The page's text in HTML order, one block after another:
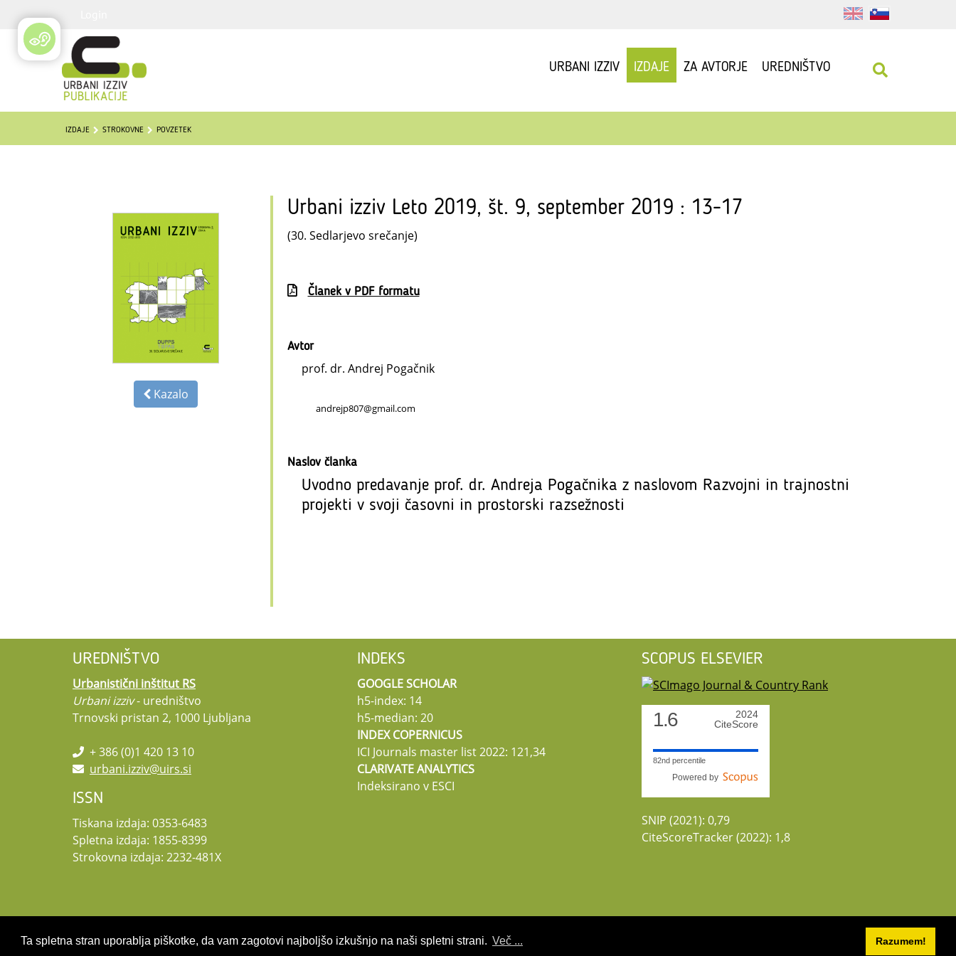
Ta spletna stran uporablja piškotke, da vam zagotovi najboljšo izkušnjo na naši spletni strani. Več ... Razumem!
URBANI IZZIV IZDAJE ZA AVTORJE UREDNIŠTVO
IZDAJE STROKOVNE POVZETEK
Kazalo
Urbani izziv Leto 2019, št. 9, september 2019 : 13-17
(30. Sedlarjevo srečanje)
Članek v PDF formatu
Avtor
prof. dr. Andrej Pogačnik
andrejp807@gmail.com
Naslov članka
Uvodno predavanje prof. dr. Andreja Pogačnika z naslovom Razvojni in trajnostni
projekti v svoji časovni in prostorski razsežnosti
UREDNIŠTVO
Urbanistični inštitut RS
Urbani izziv- uredništvo
Trnovski pristan 2, 1000 Ljubljana
+ 386 (0)1 420 13 10
urbani.izziv@uirs.si
ISSN
Tiskana izdaja: 0353-6483
Spletna izdaja: 1855-8399
Strokovna izdaja: 2232-481X
INDEKS
GOOGLE SCHOLAR
h5-index: 14
h5-median: 20
INDEX COPERNICUS
ICI Journals master list 2022: 121,34
CLARIVATE ANALYTICS
Indeksirano v ESCI
SCOPUS ELSEVIER
1.6
2024
CiteScore
82nd percentile
Powered by
SNIP (2021): 0,79
CiteScoreTracker (2022): 1,8